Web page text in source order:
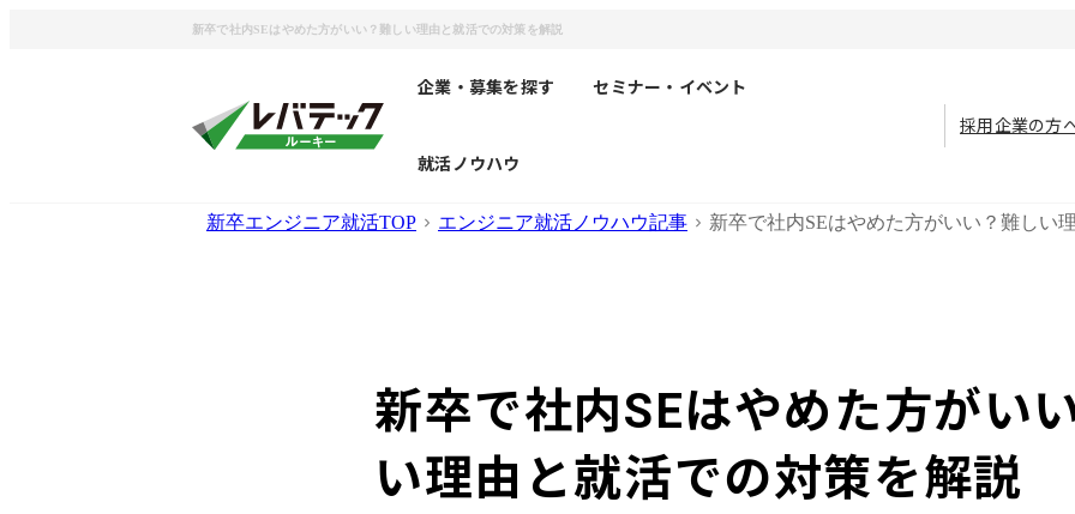
新卒で社内SEはやめた方がいい？難しい理由と就活での対策を解説
企業・募集を探す セミナー・イベント
就活ノウハウ
採用企業の方
新卒エンジニア就活TOP エンジニア就活ノウハウ記事 新卒で社内SEはやめた方がいい？難しい
新卒で社内SEはやめた方がい
い理由と就活での対策を解説